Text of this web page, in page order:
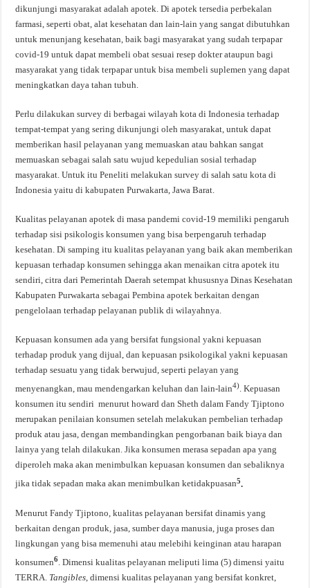
dikunjungi masyarakat adalah apotek. Di apotek tersedia perbekalan
farmasi, seperti obat, alat kesehatan dan lain-lain yang sangat dibutuhkan
untuk menunjang kesehatan, baik bagi masyarakat yang sudah terpapar
covid-19 untuk dapat membeli obat sesuai resep dokter ataupun bagi
masyarakat yang tidak terpapar untuk bisa membeli suplemen yang dapat
meningkatkan daya tahan tubuh.
Perlu dilakukan survey di berbagai wilayah kota di Indonesia terhadap
tempat-tempat yang sering dikunjungi oleh masyarakat, untuk dapat
memberikan hasil pelayanan yang memuaskan atau bahkan sangat
memuaskan sebagai salah satu wujud kepedulian sosial terhadap
masyarakat. Untuk itu Peneliti melakukan survey di salah satu kota di
Indonesia yaitu di kabupaten Purwakarta, Jawa Barat.
Kualitas pelayanan apotek di masa pandemi covid-19 memiliki pengaruh
terhadap sisi psikologis konsumen yang bisa berpengaruh terhadap
kesehatan. Di samping itu kualitas pelayanan yang baik akan memberikan
kepuasan terhadap konsumen sehingga akan menaikan citra apotek itu
sendiri, citra dari Pemerintah Daerah setempat khususnya Dinas Kesehatan
Kabupaten Purwakarta sebagai Pembina apotek berkaitan dengan
pengelolaan terhadap pelayanan publik di wilayahnya.
Kepuasan konsumen ada yang bersifat fungsional yakni kepuasan
terhadap produk yang dijual, dan kepuasan psikologikal yakni kepuasan
terhadap sesuatu yang tidak berwujud, seperti pelayan yang
menyenangkan, mau mendengarkan keluhan dan lain-lain4). Kepuasan
konsumen itu sendiri menurut howard dan Sheth dalam Fandy Tjiptono
merupakan penilaian konsumen setelah melakukan pembelian terhadap
produk atau jasa, dengan membandingkan pengorbanan baik biaya dan
lainya yang telah dilakukan. Jika konsumen merasa sepadan apa yang
diperoleh maka akan menimbulkan kepuasan konsumen dan sebaliknya
jika tidak sepadan maka akan menimbulkan ketidakpuasan5.
Menurut Fandy Tjiptono, kualitas pelayanan bersifat dinamis yang
berkaitan dengan produk, jasa, sumber daya manusia, juga proses dan
lingkungan yang bisa memenuhi atau melebihi keinginan atau harapan
konsumen6. Dimensi kualitas pelayanan meliputi lima (5) dimensi yaitu
TERRA. Tangibles, dimensi kualitas pelayanan yang bersifat konkret,